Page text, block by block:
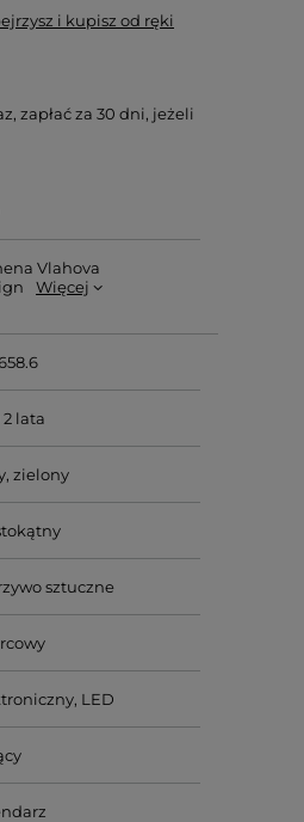
i kupisz od ręki
zapłać za 30 dni, jeżeli
Vlahova
Więcej
2 lata
zielony
sztuczne
LED